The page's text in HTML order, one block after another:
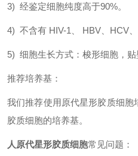
3) 经鉴定细胞纯度高于90%。
4) 不含有 HIV-1、 HBV、HCV
5) 细胞生长方式：梭形细胞，贴
推荐培养基：
我们推荐使用原代星形胶质细
胶质细胞的培养基。
人 原代星形胶质细胞常见问题：